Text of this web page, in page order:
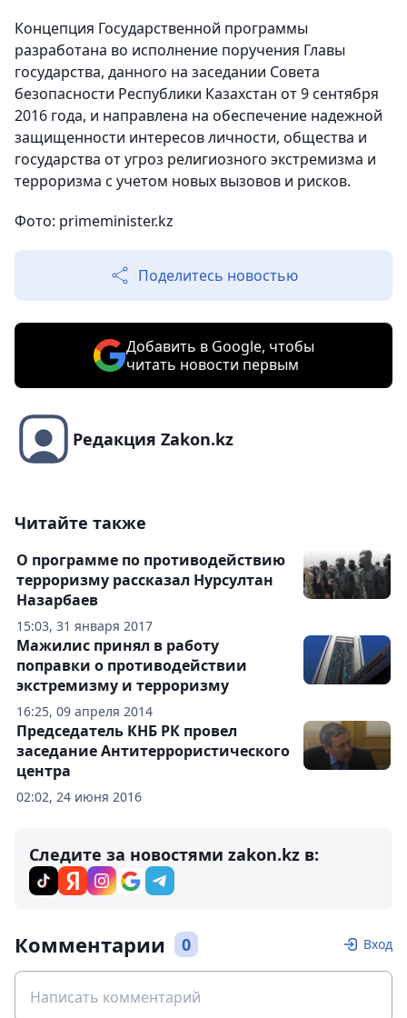
Концепция Государственной программы
разработана во исполнение поручения Главы
государства, данного на заседании Совета
безопасности Республики Казахстан от 9 сентября
2016 года, и направлена на обеспечение надежной
защищенности интересов личности, общества и
государства от угроз религиозного экстремизма и
терроризма с учетом новых вызовов и рисков.
Фото: primeminister.kz
Поделитесь новостью
Добавить в Google, чтобы
читать новости первым
Редакция Zakon.kz
Читайте также
15:03, 31 января 2017
О программе по противодействию
терроризму рассказал Нурсултан
Назарбаев
16:25, 09 апреля 2014
Мажилис принял в работу
поправки о противодействии
экстремизму и терроризму
02:02, 24 июня 2016
Председатель КНБ РК провел
заседание Антитеррористического
центра
Следите за новостями zakon.kz в:
Комментарии 0 Вход